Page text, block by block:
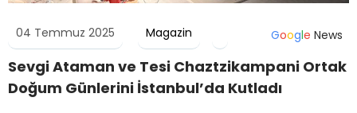
04 Temmuz 2025 Magazin Google News
Sevgi Ataman ve Tesi Chaztzikampani Ortak
Doğum Günlerini İstanbul’da Kutladı